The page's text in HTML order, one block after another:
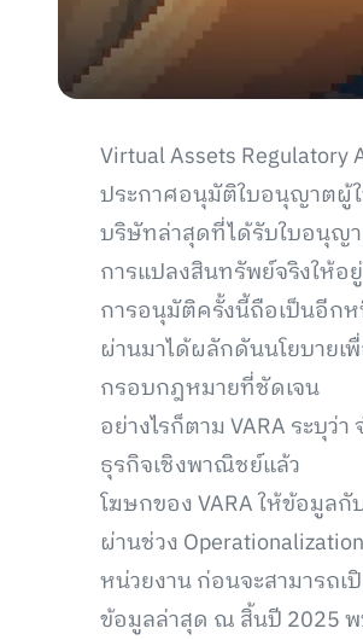
Virtual Assets
ประกาศอนุมัติใบอนุญาตผู้
บริษัทล่าสุดที่ได้รับใบอนุญา
การแปลงสินทรัพย์จริงให้อ
การอนุมัติครั้งนี้ถือเป็นอีก
ผ่านมาได้ผลักดันนโยบาย
กรอบกฎหมายที่ชัดเจน
อย่างไรก็ตาม VARA ระบุ
ธุรกิจเชิงพาณิชย์แล้ว
โฆษกของ VARA ให้ข้อมูล
ผ่านช่วง
หน่วยงาน ก่อนจะสามารถ
ข้อมูลล่าสุด ณ สิ้นปี 2025